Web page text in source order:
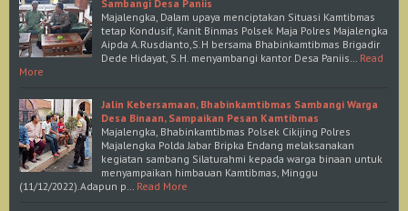
Sambangi Desa Paniis
Majalengka, Dalam upaya menciptakan Situasi Kamtibmas
tetap Kondusif, Kanit Binmas Polsek Maja Polres Majalengka
Aipda A.Rusdianto,S.H bersama Bhabinkamtibmas Brigadir
Dede Hidayat, S.H. menyambangi kantor Desa Paniis… Read
More
Jalin Kebersamaan, Bhabinkamtibmas Sambangi Warga
Desa Binaan, Sampaikan Pesan Kamtibmas
Majalengka, Bhabinkamtibmas Polsek Cikijing Polres
Majalengka Polda Jabar Bripka Endang melaksanakan
kegiatan sambang Silaturahmi kepada warga binaan untuk
menyampaikan himbauan Kamtibmas, Minggu
(11/12/2022).Adapun p… Read More